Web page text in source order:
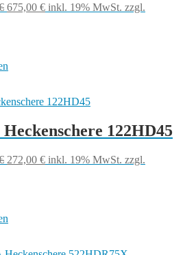
Ursprünglicher
675,00 €Aktueller
inkl. 19% MwSt. zzgl.
122HD45
Ursprünglicher
272,00 €Aktueller
inkl. 19% MwSt. zzgl.